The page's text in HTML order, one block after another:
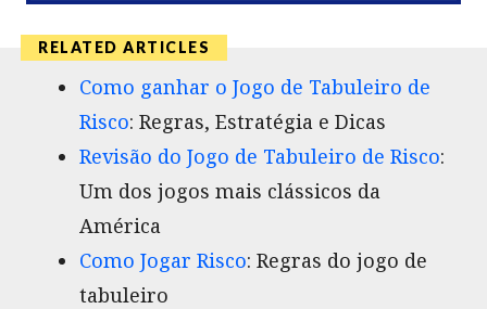
Como ganhar o Jogo de Tabuleiro de
Risco: Regras, Estratégia e Dicas
Revisão do Jogo de Tabuleiro de Risco:
Um dos jogos mais clássicos da
América
Como Jogar Risco: Regras do jogo de
tabuleiro